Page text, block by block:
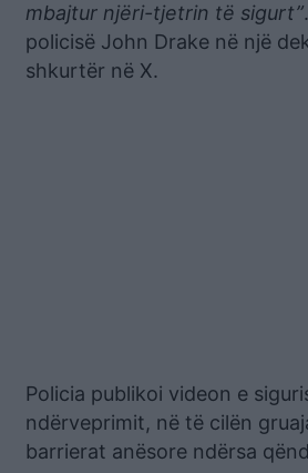
mbajtur njëri-tjetrin të sigurt”
policisë John Drake në një
shkurtër në X.
Policia publikoi videon e
ndërveprimit, në të cilën
barrierat anësore ndërsa